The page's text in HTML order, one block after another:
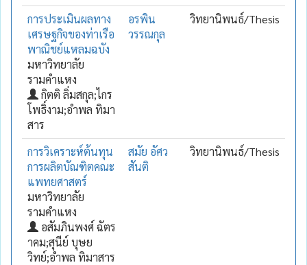
การประเมินผลทาง
เศรษฐกิจของท่าเรือ
พาณิชย์แหลมฉบัง
มหาวิทยาลัย
รามคำแหง
กิตติ ลิ่มสกุล;ไกร
โพธิ์งาม;อำพล ทิมา
สาร
อรพิน
วรรณกุล
วิทยานิพนธ์/Thesis
การวิเคราะห์ต้นทุน
การผลิตบัณฑิตคณะ
แพทยศาสตร์
มหาวิทยาลัย
รามคำแหง
อสัมภินพงศ์ ฉัตร
าคม;สุนีย์ บุษย
วิทย์;อำพล ทิมาสาร
สมัย อัศว
สันติ
วิทยานิพนธ์/Thesis